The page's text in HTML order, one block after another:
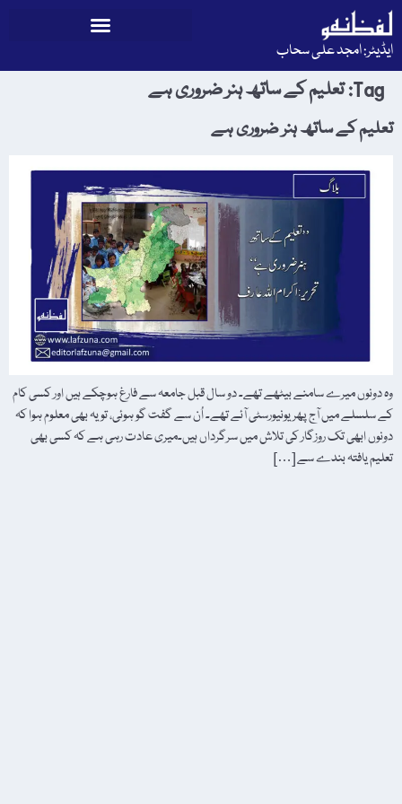
ایڈیٹر: امجد علی سحاب
Tag: تعلیم کے ساتھ ہنر ضروری ہے
تعلیم کے ساتھ ہنر ضروری ہے
وہ دونوں میرے سامنے بیٹھے تھے۔ دو سال قبل جامعہ سے فارغ ہوچکے ہیں اور کسی کام
کے سلسلے میں آج پھر یونیورسٹی آئے تھے۔ اُن سے گفت گو ہوئی، تو یہ بھی معلوم ہوا کہ
دونوں ابھی تک روزگار کی تلاش میں سرگرداں ہیں۔میری عادت رہی ہے کہ کسی بھی
تعلیم یافتہ بندے سے […]